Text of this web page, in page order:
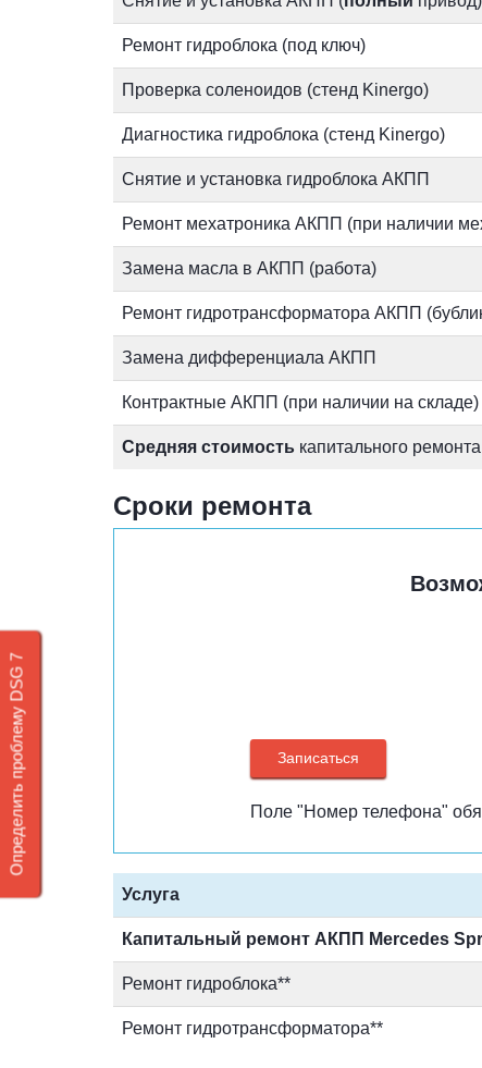
Ремонт гидроблока (под ключ)
Проверка соленоидов (стенд Kinergo)
Диагностика гидроблока (стенд Kinergo)
Снятие и установка гидроблока АКПП
Ремонт мехатроника АКПП (при наличии
Замена масла в АКПП (работа)
Ремонт гидротрансформатора АКПП
Замена дифференциала АКПП
Контрактные АКПП (при наличии на складе)
Средняя стоимостькапитального
Сроки ремонта
Поле "Номер телефона"
Услуга
Капитальный ремонт АКПП Mercedes
Ремонт гидроблока**
Ремонт гидротрансформатора**
Определить проблему DSG 7